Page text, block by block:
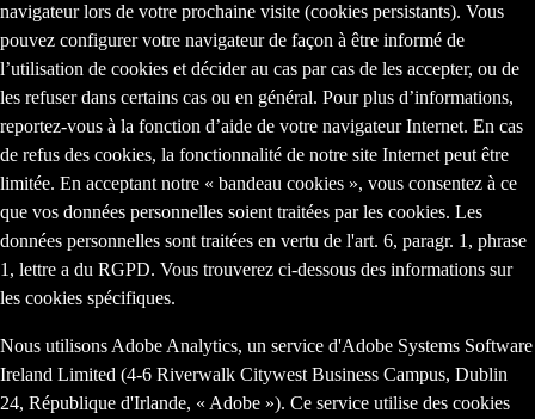
navigateur lors de votre prochaine visite (cookies persistants). Vous
pouvez configurer votre navigateur de façon à être informé de
l’utilisation de cookies et décider au cas par cas de les accepter, ou de
les refuser dans certains cas ou en général. Pour plus d’informations,
reportez-vous à la fonction d’aide de votre navigateur Internet. En cas
de refus des cookies, la fonctionnalité de notre site Internet peut être
limitée. En acceptant notre « bandeau cookies », vous consentez à ce
que vos données personnelles soient traitées par les cookies. Les
données personnelles sont traitées en vertu de l'art. 6, paragr. 1, phrase
1, lettre a du RGPD. Vous trouverez ci-dessous des informations sur
les cookies spécifiques.
Nous utilisons Adobe Analytics, un service d'Adobe Systems Software
Ireland Limited (4-6 Riverwalk Citywest Business Campus, Dublin
24, République d'Irlande, « Adobe »). Ce service utilise des cookies